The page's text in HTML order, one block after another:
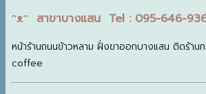
ᵔᴥᵔ สาขาบางแสน Tel : 095-646-
หน้าร้านถนนข้าวหลาม ฝั่งขาออกบางแสน ติดร้าน
coffee